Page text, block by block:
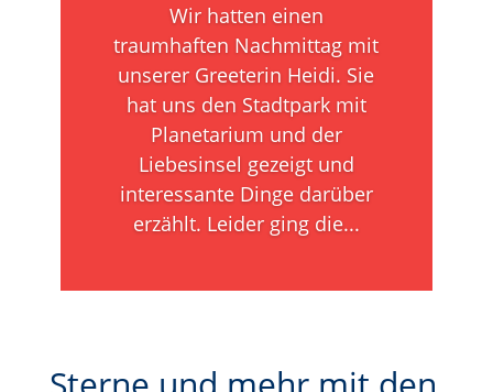
Wir hatten einen
traumhaften Nachmittag mit
unserer Greeterin Heidi. Sie
hat uns den Stadtpark mit
Planetarium und der
Liebesinsel gezeigt und
interessante Dinge darüber
erzählt. Leider ging die...